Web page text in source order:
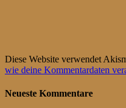
Diese Website verwendet
wie deine Kommentardaten
Neueste Kommentare